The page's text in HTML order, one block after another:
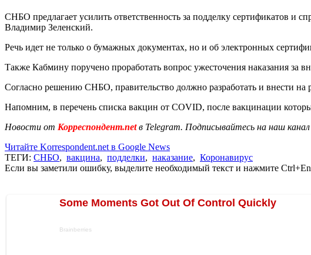
СНБО предлагает усилить ответственность за подделку сертификатов и
Владимир Зеленский.
Речь идет не только о бумажных документах, но и об электронных
Также Кабмину поручено проработать вопрос ужесточения наказания за
Согласно решению СНБО, правительство должно разработать и внести
Напомним, в перечень списка вакцин от COVID, после вакцинации
Новости от Корреспондент.netв Telegram. Подписывайтесь на наш канал
Читайте Korrespondent.net в Google News
ТЕГИ: СНБО, вакцина, подделки, наказание, Коронавирус
Если вы заметили ошибку, выделите необходимый текст и нажмите